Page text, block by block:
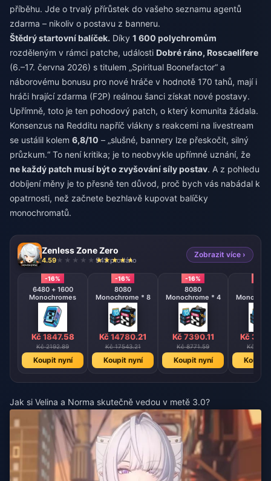
příběhu. Jde o trvalý přírůstek do vašeho seznamu agentů
zdarma – nikoliv o postavu z banneru.
Štědrý startovní balíček. Díky 1 600 polychromům
rozděleným v rámci patche, události Dobré ráno, Roscaelifere
(6.–17. června 2026) s titulem „Spiritual Boonefactor“ a
náborovému bonusu pro nové hráče v hodnotě 170 tahů, mají i
hráči hrající zdarma (F2P) reálnou šanci získat nové postavy.
Upřímně, toto je ten pohodový patch, o který komunita žádala.
Konsenzus na Redditu napříč vlákny s reakcemi na livestream
se ustálil kolem 6,8/10 – „slušné, bannery lze přeskočit, silný
průzkum.“ To není kritika; je to neobvykle upřímné uznání, že
ne každý patch musí být o zvyšování síly postav. A z pohledu
dobíjení měny je to přesně ten důvod, proč bych vás nabádal k
opatrnosti, než začnete bezhlavě kupovat balíčky
monochromatů.
Zenless Zone Zero
4.59 945 prodáno
Zobrazit více ›
-16%
6480 + 1600
Monochromes
Kč 1847.58
Kč 2192.89
Koupit nyní
-16%
8080
Monochrome * 8
Kč 14780.21
Kč 17543.21
Koupit nyní
-16%
8080
Monochrome * 4
Kč 7390.11
Kč 8771.59
Koupit nyní
Kč
Kč
Koupit
Jak si Velina a Norma skutečně vedou v metě 3.0?